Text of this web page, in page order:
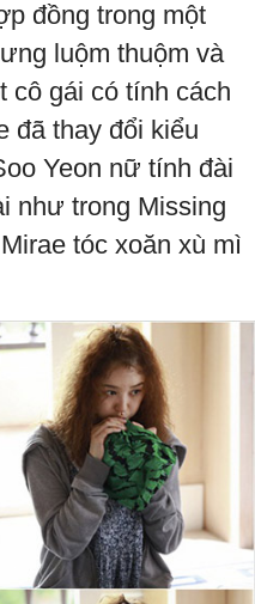
đồng trong một
luộm thuộm và
cô gái có tính cách
đã thay đổi kiểu
Yeon nữ tính đài
như trong Missing
tóc xoăn xù mì